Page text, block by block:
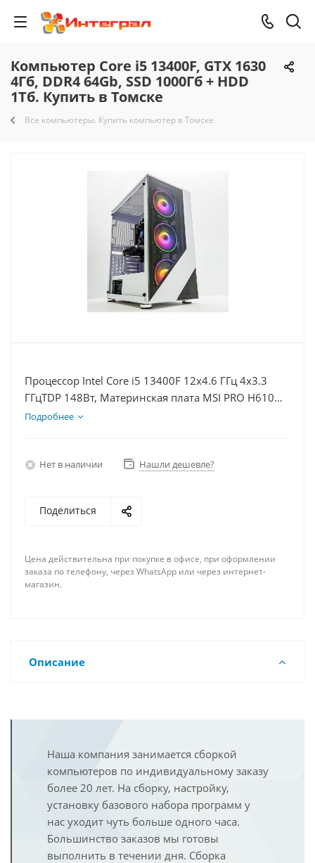
Компьютер Core i5 13400F, GTX 1630
4Гб, DDR4 64Gb, SSD 1000Гб + HDD
1Тб. Купить в Томске
Все компьютеры. Купить компьютер в Томске
Процессор Intel Core i5 13400F 12x4.6 ГГц 4x3.3
ГГцTDP 148Вт, Материнская плата MSI PRO H610M-
E, Видеокарта GTX 1630 4Гб, Память DDR4 64Gb,
Подробнее
Нет в наличии Нашли дешевле?
Поделиться
Цена действительна при покупке в офисе, при оформлении
заказа по телефону, через WhatsApp или через интернет-
магазин.
Описание
Наша компания занимается сборкой
компьютеров по индивидуальному заказу
более 20 лет. На сборку, настройку,
установку базового набора программ у
нас уходит чуть больше одного часа.
Большинство заказов мы готовы
выполнить в течении дня. Сборка